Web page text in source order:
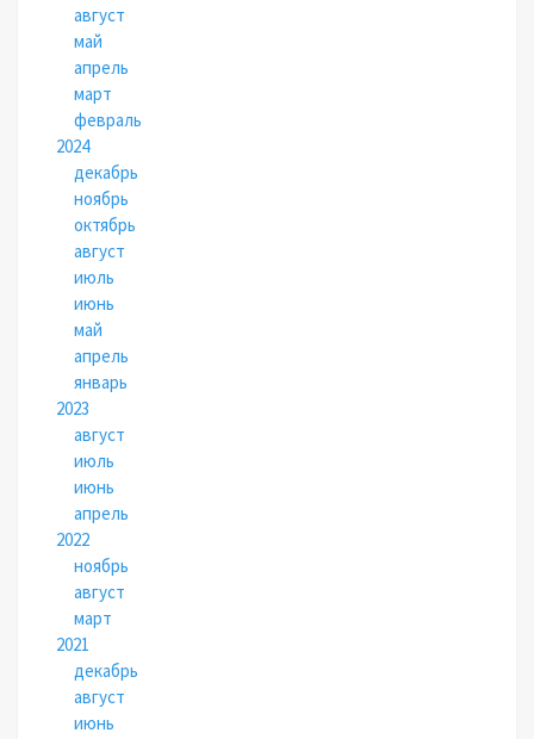
август
май
апрель
март
февраль
2024
декабрь
ноябрь
октябрь
август
июль
июнь
май
апрель
январь
2023
август
июль
июнь
апрель
2022
ноябрь
август
март
2021
декабрь
август
июнь